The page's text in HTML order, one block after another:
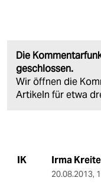
Die
geschlossen.
Wir öffnen die
Artikeln für etwa
IK Irma
20.08.2013,